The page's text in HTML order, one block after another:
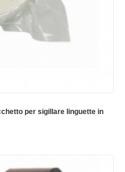
per sigillare linguette in